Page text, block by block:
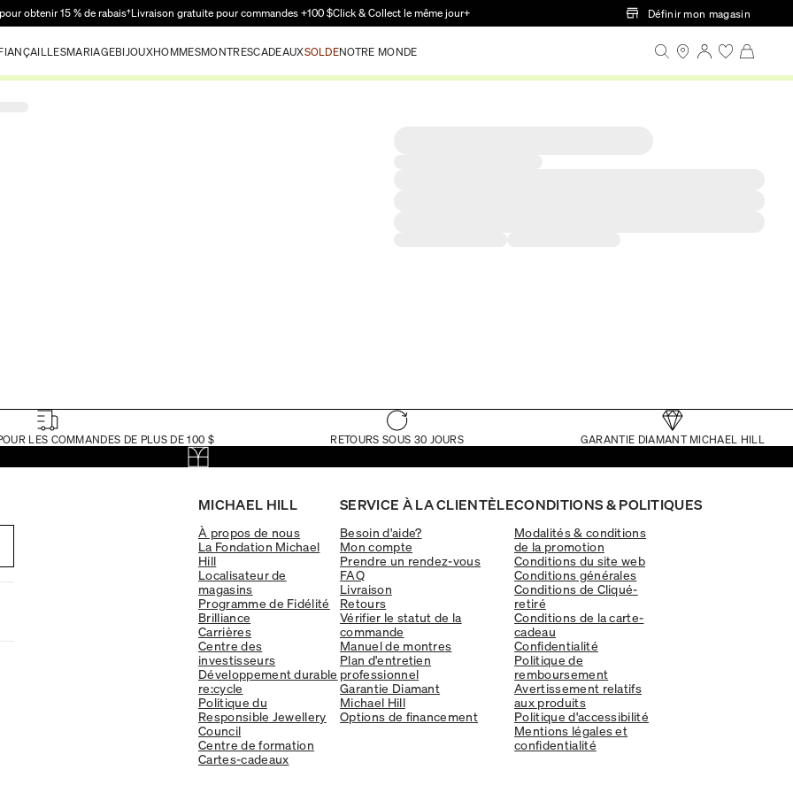
Passer au contenu principal
obtenir 15 % de rabais†Livraison gratuite pour commandes +100 $Click & Collect le même jour+ Définir mon magasin
MARIAGEBIJOUXHOMMESMONTRESCADEAUXSOLDENOTRE MONDE
LES COMMANDES DE PLUS DE 100 $ RETOURS SOUS 30 JOURS GARANTIE DIAMANT MICHAEL HILL
MICHAEL HILL
À propos de nous
La Fondation Michael
Hill
Localisateur de
magasins
Programme de Fidélité
Brilliance
Carrières
Centre des
investisseurs
Développement durable
re:cycle
Politique du
Responsible Jewellery
Council
Centre de formation
Cartes-cadeaux
SERVICE À LA CLIENTÈLE
Besoin d'aide?
Mon compte
Prendre un rendez-vous
FAQ
Livraison
Retours
Vérifier le statut de la
commande
Manuel de montres
Plan d'entretien
professionnel
Garantie Diamant
Michael Hill
Options de financement
CONDITIONS & POLITIQUES
Modalités & conditions
de la promotion
Conditions du site web
Conditions générales
Conditions de Cliqué-
retiré
Conditions de la carte-
cadeau
Confidentialité
Politique de
remboursement
Avertissement relatifs
aux produits
Politique d'accessibilité
Mentions légales et
confidentialité